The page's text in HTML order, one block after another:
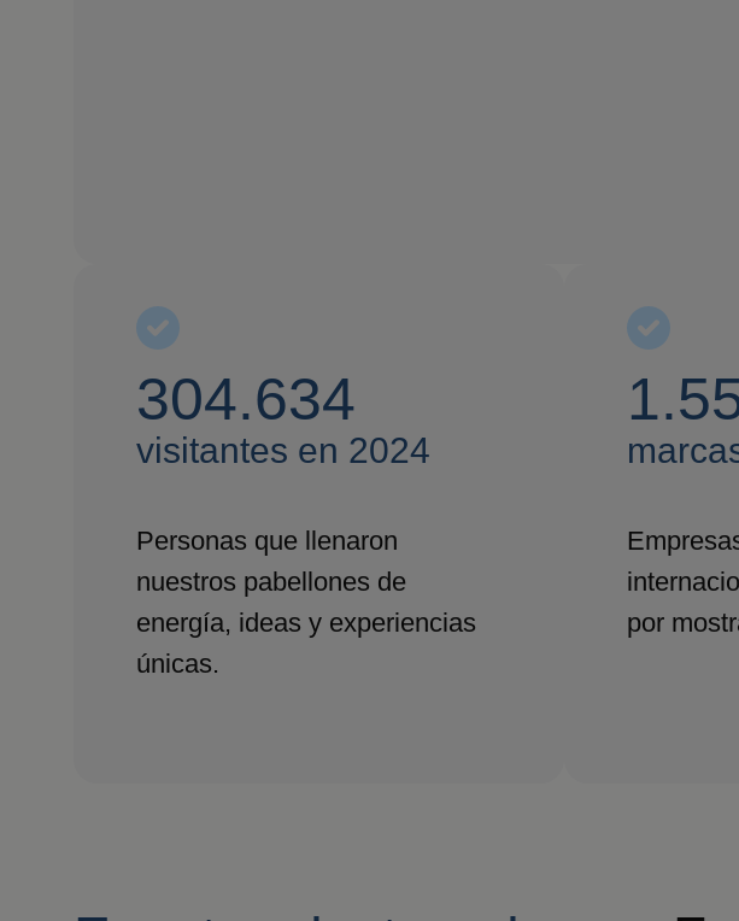
304.634
visitantes en 2024
Personas que llenaron
nuestros pabellones de
energía, ideas y experiencias
únicas.
por